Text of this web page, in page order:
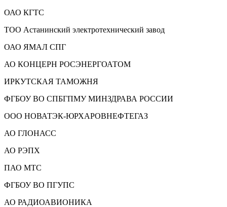
ОАО КГТС
ТОО Астанинский электротехнический завод
ОАО ЯМАЛ СПГ
АО КОНЦЕРН РОСЭНЕРГОАТОМ
ИРКУТСКАЯ ТАМОЖНЯ
ФГБОУ ВО СПБГПМУ МИНЗДРАВА РОССИИ
ООО НОВАТЭК-ЮРХАРОВНЕФТЕГАЗ
АО ГЛОНАСС
АО РЭПХ
ПАО МТС
ФГБОУ ВО ПГУПС
АО РАДИОАВИОНИКА